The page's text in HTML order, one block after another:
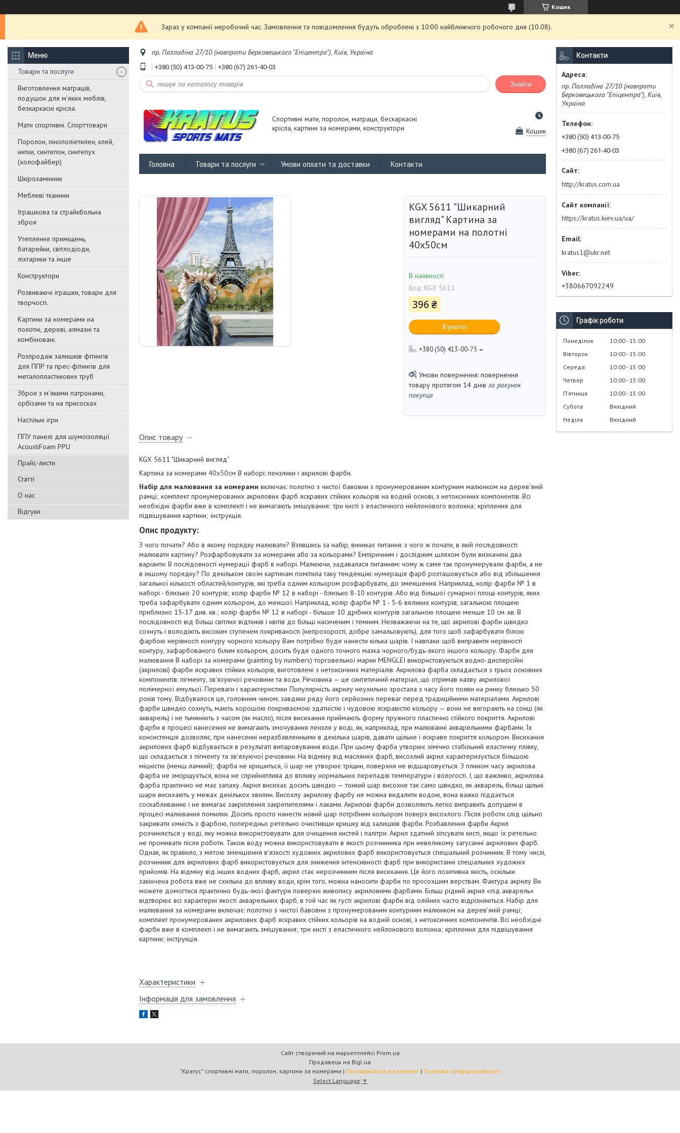
Кошик
Зараз у компанії неробочий час. Замовлення та повідомлення будуть оброблені з 10:00 найближчого робочого дня (10.08).
Товари та послуги
Виготовлення матраців,
подушок для м'яких меблів,
безкаркасні крісла.
Мати спортивні. Спорттовари
Поролон, пінополіетилен, клей,
нитки, синтепон, синтепух
(холофайбер)
Шкірозамінник
Меблеві тканини
Іграшкова та страйкбольна
зброя
Утеплення приміщень,
батарейки, світлодіоди,
ліхтарики та інше
Конструктори
Розвиваючі іграшки, товари для
творчості.
Картини за номерами на
полотні, дереві, алмазні та
комбіновані.
Розпродаж залишків фітингів
для ППР та прес-фітингів для
металопластикових труб
Зброя з м'якими патронами,
орбізами та на присосках
Настільні ігри
ППУ панелі для шумоізоляції
AcoustiFoam PPU
Прайс-листи
Статті
О нас
Відгуки
пр. Палладіна 27/10 (навпроти Берковецького "Епіцентра"), Київ, Україна
+380 (50) 413-00-75 +380 (67) 261-40-03
Знайти
Спортивні мати, поролон, матраци, бескаркасні
крісла, картини за номерами, конструктори
Кошик
Головна Товари та послуги Умови оплати та доставки Контакти
KGX 5611 "Шикарний
вигляд" Картина за
номерами на полотні
40х50см
В наявності
Код: KGX 5611
396 ₴
Купити
+380 (50) 413-00-75
повернення
товару протягом 14 днів за рахунок
покупця
Опис товару
KGX 5611 "Шикарний вигляд"
Картина за номерами 40х50см В наборі: пензлики і акрилові фарби.
Набір для малювання за номерами включає: полотно з чистої бавовни з пронумерованим контурним малюнком на дерев'яній
рамці; комплект пронумерованих акрилових фарб яскравих стійких кольорів на водній основі, з нетоксичних компонентів. Всі
необхідні фарби вже в комплекті і не вимагають змішування; три кисті з еластичного нейлонового волокна; кріплення для
підвішування картини; інструкція.
Опис продукту:
З чого почати? Або в якому порядку малювати? Взявшись за набір, виникає питання: з чого ж почати, в якій послідовності
малювати картину? Розфарбовувати за номерами або за кольорами? Емпіричним і дослідним шляхом були визначені два
варіанти: В послідовності нумерації фарб в наборі. Малюючи, задавалася питанням: чому ж саме так пронумерували фарби, а не
в іншому порядку? По декільком своїм картинам помітила таку тенденцію: нумерація фарб розташовується або від збільшення
загальної кількості областей/контурів, які треба одним кольором розфарбувати, до зменшення. Наприклад, колір фарби № 1 в
наборі - близько 20 контурів; колір фарби № 12 в наборі - близько 8-10 контурів. Або від більшої сумарної площі контурів, яких
треба зафарбувати одним кольором, до меншої. Наприклад, колір фарби № 1 - 5-6 великих контурів, загальною площею
приблизно 15-17 див. кв.; колір фарби № 12 в наборі - більше 10 дрібних контурів загальною площею менше 10 см. кв. В
послідовності від більш світлих відтінків і квітів до більш насиченим і темним. Незважаючи на те, що акрилові фарби швидко
сохнуть і володіють високим ступенем покриваності (непрозорості, добре замальовують), для того щоб зафарбувати білою
фарбою нерівності контуру чорного кольору Вам потрібно буде нанести кілька шарів. І навпаки: щоб виправити нерівності
контуру, зафарбованого білим кольором, досить буде одного точного мазка чорного/будь-якого іншого кольору. Фарби для
малювання В наборі за номерами (painting by numbers) торговельної марки MENGLEI використовуються водно-дисперсійні
(акрилові) фарби яскравих стійких кольорів, виготовлені з нетоксичних матеріалів. Акрилова фарба складається з трьох основних
компонентів: пігменту, зв'язуючої речовини та води. Речовина — це синтетичний матеріал, що отримав назву акрилової
полімерної емульсії. Переваги і характеристики Популярність акрилу неухильно зростала з часу його появи на ринку близько 50
років тому. Відбувалося це, головним чином, завдяки ряду його серйозних переваг перед традиційними матеріалами. Акрилові
фарби швидко сохнуть, мають хорошою покриваємою здатністю і чудовою яскравістю кольору — вони не вигорають на сонці (як
акварель) і не тьмяніють з часом (як масло), після висихання приймають форму пружного пластично стійкого покриття. Акрилові
фарби в процесі нанесення не вимагають змочування пензля у воді, як, наприклад, при малюванні акварельними фарбами. Їх
консистенція дозволяє, при нанесенні неразбавленными в декілька шарів, давати щільне і яскраве покриття кольором. Висихання
акрилових фарб відбувається в результаті випаровування води. При цьому фарба утворює хімічно стабільний еластичну плівку,
що складається з пігменту та зв'язуючої речовини. На відміну від масляних фарб, висохлий акрил характеризується більшою
міцністю (менш ламкий); фарба не кришиться, її шар не утворює тріщин, поверхня не відшаровується. З плином часу акрилова
фарба не зморщується, вона не сприйнятлива до впливу нормальних перепадів температури і вологості. І, що важливо, акрилова
фарба практично не має запаху. Акрил висихає досить швидко — тонкий шар висохне так само швидко, як акварель, більш щільні
шари висихають у межах декількох хвилин. Висохлу акрилову фарбу не можна видалити водою, вона важко піддається
соскабливанию і не вимагає закріплення закрепителями і лаками. Акрилові фарби дозволяють легко виправить допущені в
процесі малювання помилки. Досить просто нанести новий шар потрібним кольором поверх висохлого. Після роботи слід щільно
закривати ємність з фарбою, попередньо ретельно очистивши кришку від залишків фарби. Розбавлення фарби Акрил
розчиняється у воді, яку можна використовувати для очищення кистей і палітри. Акрил здатний зіпсувати кисті, якщо їх ретельно
не промивати після роботи. Також воду можна використовувати в якості розчинника при невеликому загусанні акрилових фарб.
Однак, як правило, з метою зменшення в'язкості художніх акрилових фарб використовується спеціальний розчинник. В тому числі,
розчинник для акрилових фарб використовується для зниження інтенсивності фарб при використанні спеціальних художніх
прийомів. На відміну від інших водних фарб, акрил стає нерозчинним після висихання. Це його позитивна якість, оскільки
закінчена робота вже не схильна до впливу води, крім того, можна наносити фарби по просохшим верствам. Фактура акрилу Ви
можете домогтися практично будь-якої фактури поверхні живопису акриловими фарбами. Більш рідкий акрил «під акварель»
відтворює всі характерні якості акварельних фарб, в той час як густі акрилові фарби від олійних часто відрізняються. Набір для
малювання за номерами включає: полотно з чистої бавовни з пронумерованим контурним малюнком на дерев'яній рамці;
комплект пронумерованих акрилових фарб яскравих стійких кольорів на водній основі, з нетоксичних компонентів. Всі необхідні
фарби вже в комплекті і не вимагають змішування; три кисті з еластичного нейлонового волокна; кріплення для підвішування
картини; інструкція.
Характеристики
Інформація для замовлення
Контакти
пр. Палладіна 27/10 (навпроти
Берковецького "Епіцентра"), Київ,
Україна
+380 (50) 413-00-75
+380 (67) 261-40-03
http://kratus.com.ua
https://kratus.kiev.ua/ua/
kratus1@ukr.net
+380667092249
Графік роботи
Понеділок 10:00 15:00
Вівторок
10:00 15:00
Середа
10:00 15:00
Четвер
10:00 15:00
Пʼятниця
10:00 15:00
Субота
Вихідний
Неділя
Вихідний
Сайт створений на маркетплейсі Prom.ua
Продавець на Bigl.ua
"Кратус" спортивні мати, поролон, картини за номерами | Поскаржитися на контент | Політика конфіденційності
Select Language ▼